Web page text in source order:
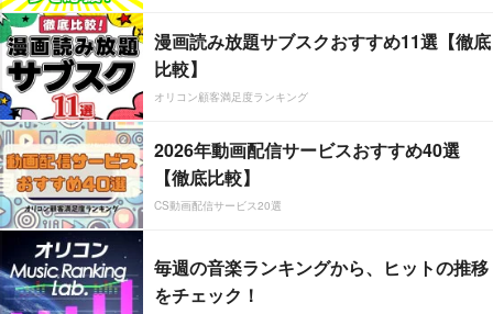
漫画読み放題サブスクおすすめ11選【徹底
比較】
オリコン顧客満足度ランキング
2026年動画配信サービスおすすめ40選
【徹底比較】
CS動画配信サービス20選
毎週の音楽ランキングから、ヒットの推移
をチェック！